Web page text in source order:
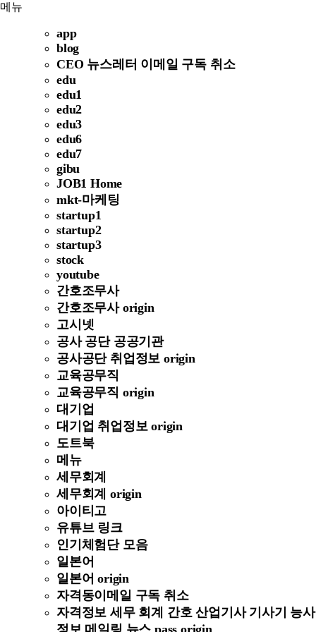
메뉴
app
blog
CEO 뉴스레터 이메일 구독 취소
edu
edu1
edu2
edu3
edu6
edu7
gibu
JOB1 Home
mkt-마케팅
startup1
startup2
startup3
stock
youtube
간호조무사
간호조무사 origin
고시넷
공사 공단 공공기관
공사공단 취업정보 origin
교육공무직
교육공무직 origin
대기업
대기업 취업정보 origin
도트북
메뉴
세무회계
세무회계 origin
아이티고
유튜브 링크
인기체험단 모음
일본어
일본어 origin
자격동이메일 구독 취소
자격정보 세무 회계 간호 산업기사 기사기 능사
정보 메일링 뉴스 pass origin